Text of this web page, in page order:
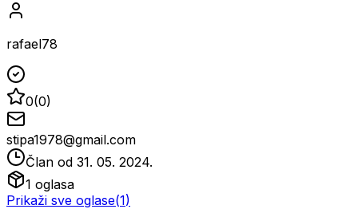
rafael78
0(0)
stipa1978@gmail.com
Član od 31. 05. 2024.
1 oglasa
Prikaži sve oglase(1)